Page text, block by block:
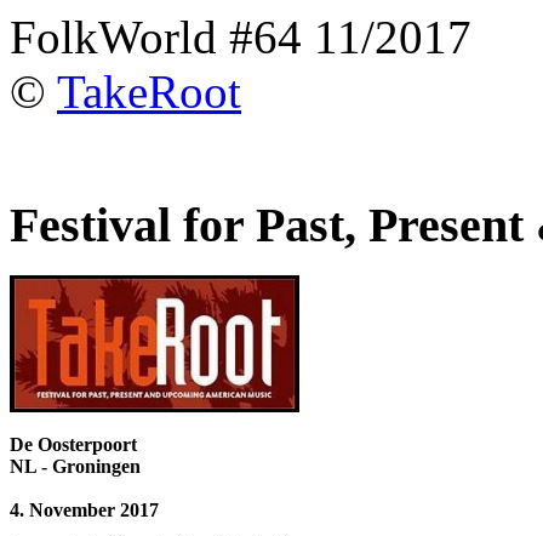
FolkWorld #64 11/2017
© TakeRoot
Festival for Past,
De Oosterpoort
NL - Groningen
4. November 2017